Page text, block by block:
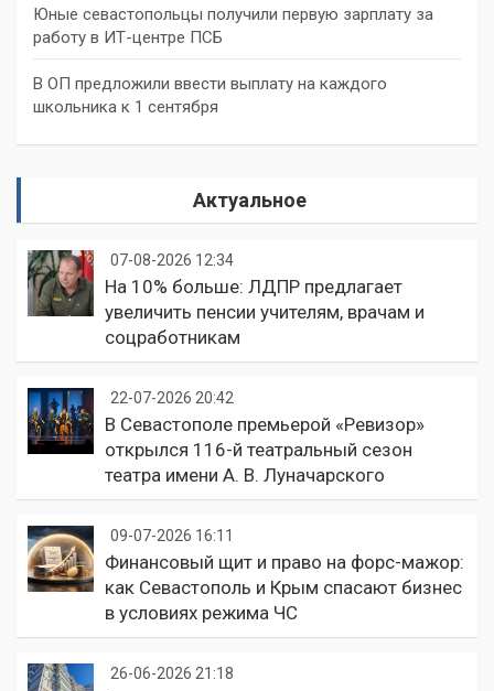
Юные севастопольцы получили первую зарплату за
работу в ИТ-центре ПСБ
В ОП предложили ввести выплату на каждого
школьника к 1 сентября
Актуальное
07-08-2026 12:34
На 10% больше: ЛДПР предлагает
увеличить пенсии учителям, врачам и
соцработникам
22-07-2026 20:42
В Севастополе премьерой «Ревизор»
открылся 116-й театральный сезон
театра имени А. В. Луначарского
09-07-2026 16:11
Финансовый щит и право на форс-мажор:
как Севастополь и Крым спасают бизнес
в условиях режима ЧС
26-06-2026 21:18